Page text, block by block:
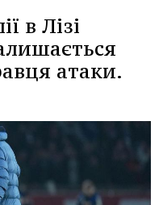
в Лізі
атаки.